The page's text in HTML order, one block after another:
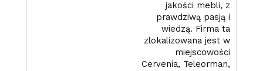
jakości mebli, z
prawdziwą pasją i
wiedzą. Firma ta
zlokalizowana jest w
miejscowości
Cervenia, Teleorman,